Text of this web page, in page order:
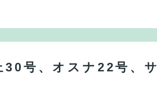
号、オスナ22号、サ